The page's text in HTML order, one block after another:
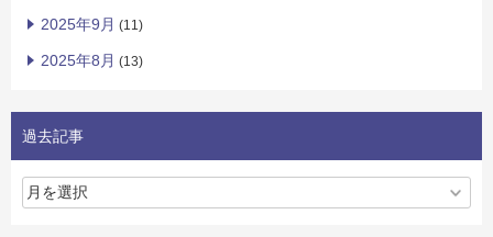
2025年9月 (11)
2025年8月 (13)
過去記事